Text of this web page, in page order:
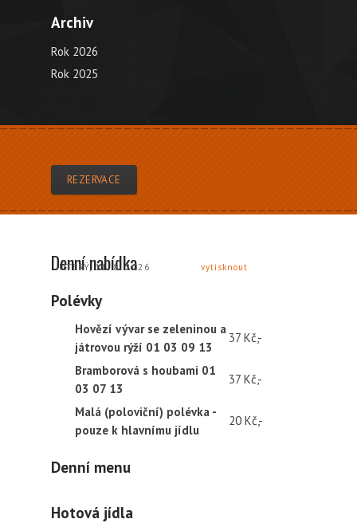
Archiv
Rok 2026
Rok 2025
REZERVACE
Denní nabídka
ÚTERÝ, 11. 8. 2026 vytisknout
Polévky
Hovězí vývar se zeleninou a
játrovou rýží 01 03 09 13
37 Kč,-
Bramborová s houbami 01
03 07 13
37 Kč,-
Malá (poloviční) polévka -
pouze k hlavnímu jídlu
20 Kč,-
Denní menu
Hotová jídla